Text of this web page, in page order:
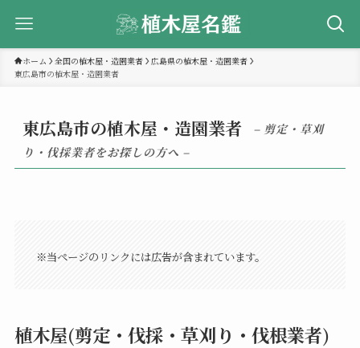
ホーム 全国の植木屋・造園業者
広島県の植木屋・造園業者
東広島市の植木屋・造園業者
東広島市の植木屋・造園業者
– 剪定・草刈
り・伐採業者をお探しの方へ –
※当ページのリンクには広告が含まれています。
植木屋(剪定・伐採・草刈り・伐根業者)